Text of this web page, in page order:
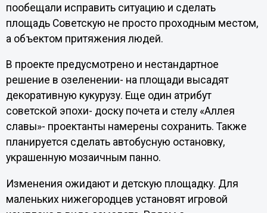
пообещали исправить ситуацию и сделать
площадь Советскую не просто проходным местом,
а объектом притяжения людей.
В проекте предусмотрено и нестандартное
решение в озеленении- на площади высадят
декоративную кукурузу. Еще один атрибут
советской эпохи- доску почета и стелу «Аллея
славы»- проектанты намерены сохранить. Также
планируется сделать автобусную остановку,
украшенную мозаичным панно.
Изменения ожидают и детскую площадку. Для
маленьких нижегородцев установят игровой